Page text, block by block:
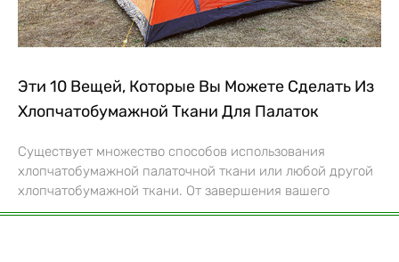
Эти 10 Вещей, Которые Вы Можете Сделать Из
Хлопчатобумажной Ткани Для Палаток
Существует множество способов использования
хлопчатобумажной палаточной ткани или любой другой
хлопчатобумажной ткани. От завершения вашего